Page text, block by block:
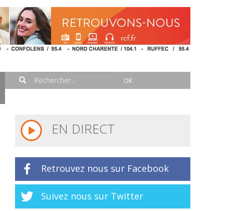
EN DIRECT
Retrouvez nous sur Facebook
Suivez nous sur Twitter